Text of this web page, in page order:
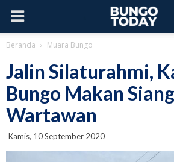
Beranda Muara Bungo
Jalin Silaturahmi,
Bungo Makan
Wartawan
Kamis, 10 September 2020